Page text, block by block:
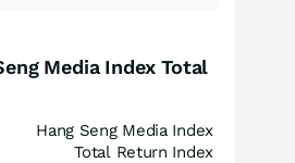
Media Index Total
Hang Seng Media Index
Total Return Index